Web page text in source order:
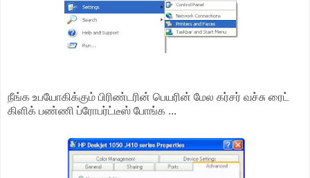
நீங்க உபயோகிக்கும் பிரிண்டரின் பெயரின் மேல கர்சர் வச்சு ரைட்
கிளிக் பண்ணி ப்ரோபர்ட்டீஸ் போங்க ...